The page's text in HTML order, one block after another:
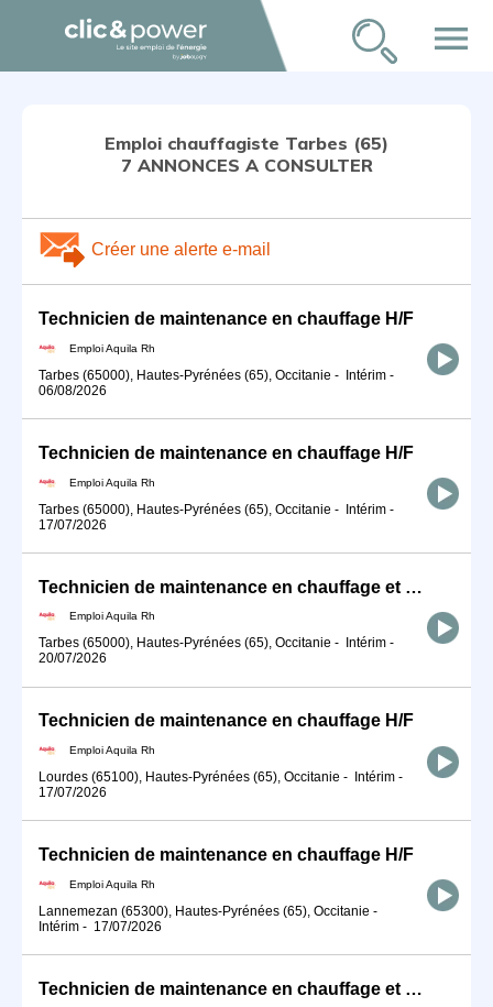
menu
Emploi chauffagiste Tarbes (65)
7 ANNONCES A CONSULTER
Créer une alerte e-mail
Technicien de maintenance en chauffage H/F
Emploi Aquila Rh
Tarbes (65000), Hautes-Pyrénées (65), Occitanie - Intérim -
06/08/2026
Technicien de maintenance en chauffage H/F
Emploi Aquila Rh
Tarbes (65000), Hautes-Pyrénées (65), Occitanie - Intérim -
17/07/2026
Technicien de maintenance en chauffage et climatisation H/F
Emploi Aquila Rh
Tarbes (65000), Hautes-Pyrénées (65), Occitanie - Intérim -
20/07/2026
Technicien de maintenance en chauffage H/F
Emploi Aquila Rh
Lourdes (65100), Hautes-Pyrénées (65), Occitanie - Intérim -
17/07/2026
Technicien de maintenance en chauffage H/F
Emploi Aquila Rh
Lannemezan (65300), Hautes-Pyrénées (65), Occitanie -
Intérim - 17/07/2026
Technicien de maintenance en chauffage et climatisation H/F